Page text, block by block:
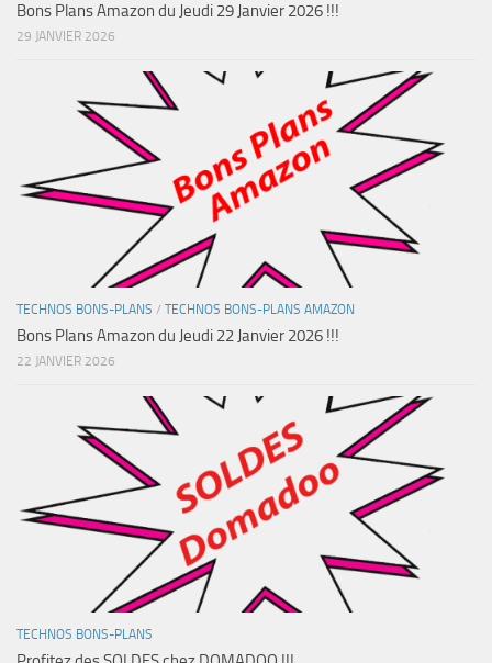
Bons Plans Amazon du Jeudi 29 Janvier 2026 !!!
29 JANVIER 2026
TECHNOS BONS-PLANS / TECHNOS BONS-PLANS AMAZON
Bons Plans Amazon du Jeudi 22 Janvier 2026 !!!
22 JANVIER 2026
TECHNOS BONS-PLANS